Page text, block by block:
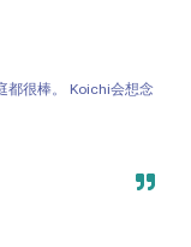
都很棒。 Koichi会想念